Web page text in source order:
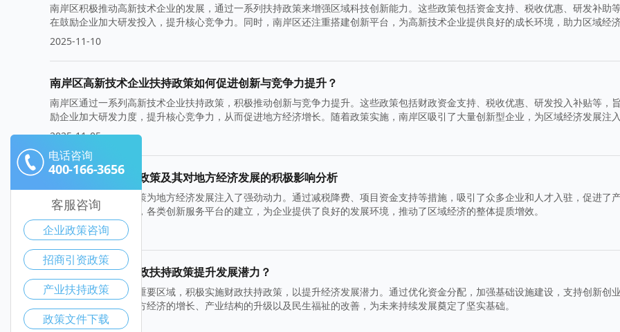
南岸区积极推动高新技术企业的发展，通过一系列扶持政策来增强区域科技创新能力。这些政策包括资金支持、税收优惠、研发补助
在鼓励企业加大研发投入，提升核心竞争力。同时，南岸区还注重搭建创新平台，为高新技术企业提供良好的成长环境，助力区域经
升级。
2025-11-10
南岸区高新技术企业扶持政策如何促进创新与竞争力提升？
南岸区通过一系列高新技术企业扶持政策，积极推动创新与竞争力提升。这些政策包括财政资金支持、税收优惠、研发投入补贴等，
励企业加大研发力度，提升核心竞争力，从而促进地方经济增长。随着政策实施，南岸区吸引了大量创新型企业，为区域经济发展注
活力。
2025-11-05
南岸区产业园扶持政策及其对地方经济发展的积极影响分析
南岸区产业园扶持政策为地方经济发展注入了强劲动力。通过减税降费、项目资金支持等措施，吸引了众多企业和人才入驻，促进了
构调整与升级。此外，各类创新服务平台的建立，为企业提供了良好的发展环境，推动了区域经济的整体提质增效。
2025-11-03
南岸区如何通过财政扶持政策提升发展潜力？
南岸区作为重庆市的重要区域，积极实施财政扶持政策，以提升经济发展潜力。通过优化资金分配，加强基础设施建设，支持创新创
些措施有效促进了地方经济的增长、产业结构的升级以及民生福祉的改善，为未来持续发展奠定了坚实基础。
2025-10-29
电话咨询
400-166-3656
客服咨询
企业政策咨询
招商引资政策
产业扶持政策
政策文件下载